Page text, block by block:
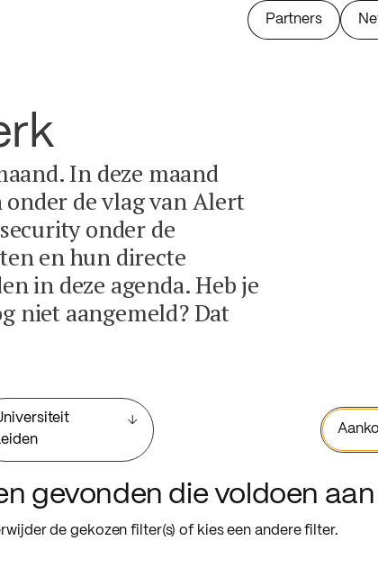
Partners
In deze maand
de vlag van Alert
onder de
en hun directe
in deze agenda. Heb je
niet aangemeld? Dat
gevonden die voldoen
de gekozen filter(s) of kies een andere filter.